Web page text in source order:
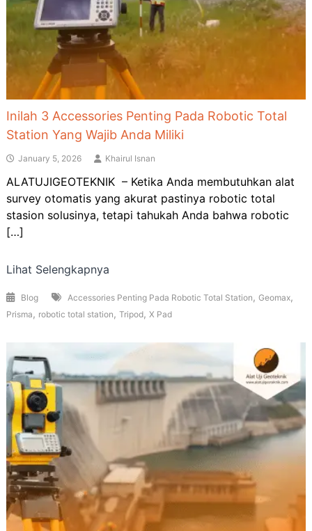
Inilah 3 Accessories Penting Pada Robotic Total
Station Yang Wajib Anda Miliki
January 5, 2026 Khairul Isnan
ALATUJIGEOTEKNIK – Ketika Anda membutuhkan alat
survey otomatis yang akurat pastinya robotic total
stasion solusinya, tetapi tahukah Anda bahwa robotic
[…]
Lihat Selengkapnya
Blog Accessories Penting Pada Robotic Total Station , Geomax,
Prisma , robotic total station , Tripod, X Pad